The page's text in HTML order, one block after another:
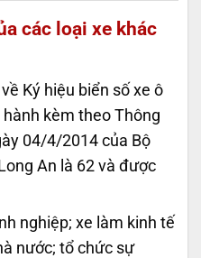
các loại xe khác
Ký hiệu biển số xe ô
kèm theo Thông
04/4/2014 của Bộ
An là 62 và được
nghiệp; xe làm kinh tế
nước; tổ chức sự